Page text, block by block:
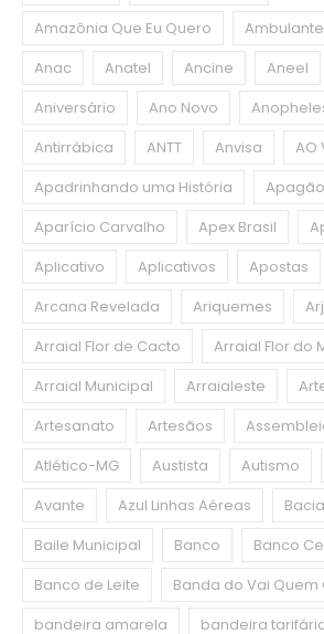
Amazônia Que Eu Quero
Anac
Anatel Ancine Aneel
Aniversário
Ano Novo
Antirrábica
ANTT Anvisa
AO
Apadrinhando uma História
Apagão
Aparício Carvalho
Apex Brasil
Aplicativo
Aplicativos Apostas
Arcana Revelada
Ariquemes
Arraial Flor de Cacto
Arraial Flor do
Arraial Municipal
Arraialeste
Artesanato
Artesãos
Atlético-MG
Austista Autismo
Avante
Azul Linhas Aéreas
Baile Municipal
Banco
Banco
Banco de Leite
Banda do Vai Quem
bandeira amarela
bandeira